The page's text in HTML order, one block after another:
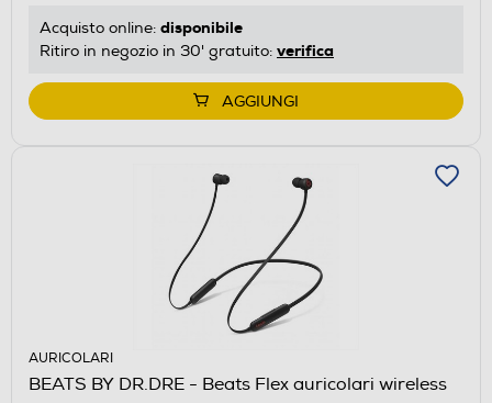
Acquisto online: disponibile
Ritiro in negozio in 30' gratuito: verifica
AGGIUNGI
AURICOLARI
BEATS BY DR.DRE - Beats Flex auricolari wireless